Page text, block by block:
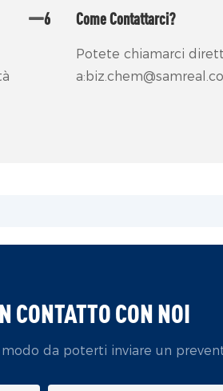
6 Come Contattarci?
Potete chiamarci
CONTATTO CON NOI
da poterti inviare un